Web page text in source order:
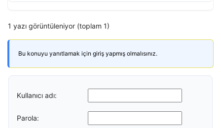
1 yazı görüntüleniyor (toplam 1)
Bu konuyu yanıtlamak için giriş yapmış olmalısınız.
Kullanıcı adı:
Parola: